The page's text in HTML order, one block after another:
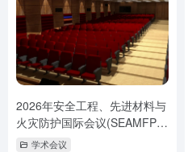
2026年安全工程、先进材料与
火灾防护国际会议(SEAMFP
2026)学术会议